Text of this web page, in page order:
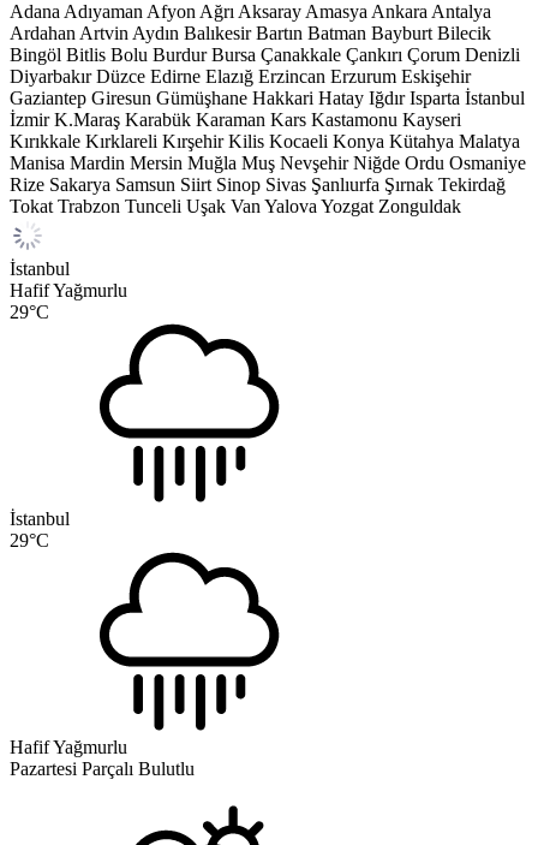
Adana Adıyaman Afyon Ağrı Aksaray Amasya Ankara Antalya
Ardahan Artvin Aydın Balıkesir Bartın Batman Bayburt Bilecik
Bingöl Bitlis Bolu Burdur Bursa Çanakkale Çankırı Çorum Denizli
Diyarbakır Düzce Edirne Elazığ Erzincan Erzurum Eskişehir
Gaziantep Giresun Gümüşhane Hakkari Hatay Iğdır Isparta İstanbul
İzmir K.Maraş Karabük Karaman Kars Kastamonu Kayseri
Kırıkkale Kırklareli Kırşehir Kilis Kocaeli Konya Kütahya Malatya
Manisa Mardin Mersin Muğla Muş Nevşehir Niğde Ordu Osmaniye
Rize Sakarya Samsun Siirt Sinop Sivas Şanlıurfa Şırnak Tekirdağ
Tokat Trabzon Tunceli Uşak Van Yalova Yozgat Zonguldak
İstanbul
Hafif Yağmurlu
29°C
İstanbul
29°C
Hafif Yağmurlu
Pazartesi Parçalı Bulutlu